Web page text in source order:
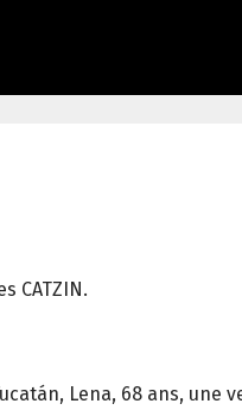
CATZIN.
Lena, 68 ans, une